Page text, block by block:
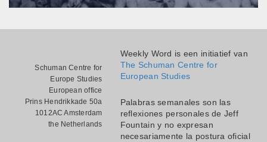
Schuman Centre for
Europe Studies
European office
Prins Hendrikkade 50a
1012AC Amsterdam
the Netherlands
Weekly Word is een initiatief van
The Schuman Centre for
European Studies
Palabras semanales son las
reflexiones personales de Jeff
Fountain y no expresan
necesariamente la postura oficial